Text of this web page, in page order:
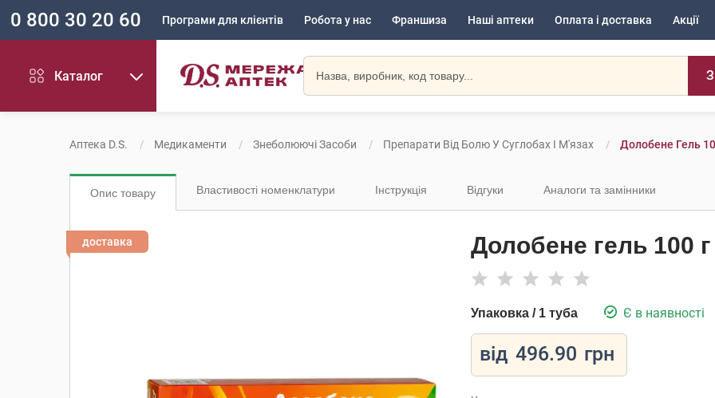
0 800 30 20 60 Програми для клієнтів Робота у нас Франшиза Наші аптеки Оплата і доставка Акції
Каталог
Аптека D.S. Медикаменти Знеболюючі Засоби Препарати Від Болю У Суглобах І М'язах Долобене Гель
Опис товару Властивості номенклатури Інструкція Відгуки Аналоги та замінники
доставка Долобене гель 100
Упаковка / 1 туба Є в наявності
від 496.90 грн